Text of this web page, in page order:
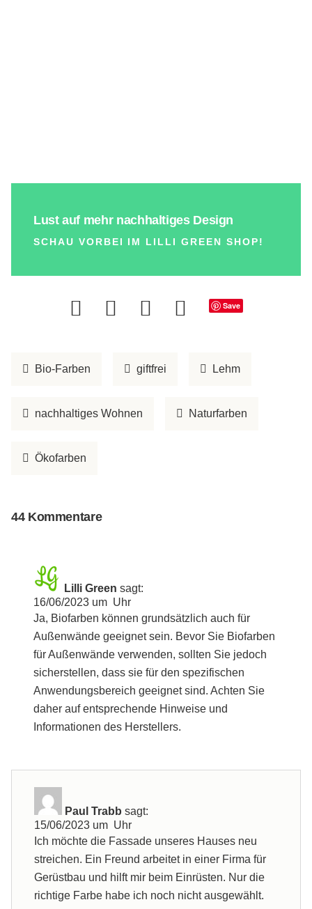
Lust auf mehr nachhaltiges Design
SCHAU VORBEI IM LILLI GREEN SHOP!
Save
Bio-Farben giftfrei Lehm
nachhaltiges Wohnen Naturfarben
Ökofarben
44 Kommentare
Lilli Green sagt:
16/06/2023 um Uhr
Ja, Biofarben können grundsätzlich auch für
Außenwände geeignet sein. Bevor Sie Biofarben
für Außenwände verwenden, sollten Sie jedoch
sicherstellen, dass sie für den spezifischen
Anwendungsbereich geeignet sind. Achten Sie
daher auf entsprechende Hinweise und
Informationen des Herstellers.
Paul Trabb sagt:
15/06/2023 um Uhr
Ich möchte die Fassade unseres Hauses neu
streichen. Ein Freund arbeitet in einer Firma für
Gerüstbau und hilft mir beim Einrüsten. Nur die
richtige Farbe habe ich noch nicht ausgewählt.